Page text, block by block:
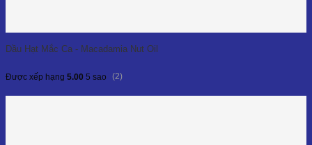
Dầu Hạt Mắc Ca - Macadamia Nut Oil
Được xếp hạng 5.00 5 sao (2)